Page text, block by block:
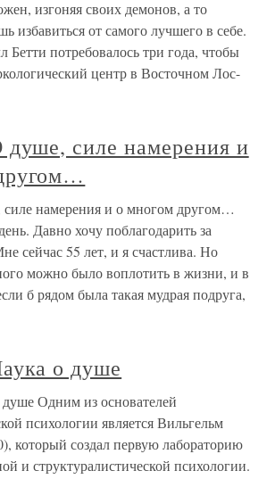
изгоняя своих демонов, а то
избавиться от самого лучшего в себе.
потребовалось три года, чтобы
центр в Восточном Лос-
душе, силе намерения и
намерения и о многом другом…
Давно хочу поблагодарить за
сейчас 55 лет, и я счастлива. Но
можно было воплотить в жизни, и в
б рядом была такая мудрая подруга,
о душе
Одним из основателей
психологии является Вильгельм
который создал первую лабораторию
и структуралистической психологии.